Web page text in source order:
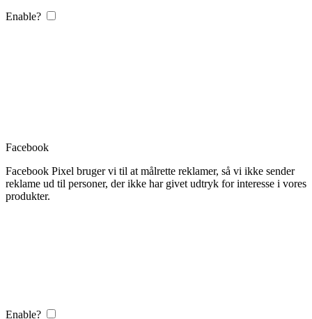
Enable?
Facebook
Facebook Pixel bruger vi til at målrette reklamer, så vi ikke sender
reklame ud til personer, der ikke har givet udtryk for interesse i vores
produkter.
Enable?